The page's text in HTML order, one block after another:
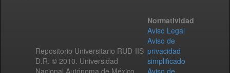
Repositorio Universitario RUD-IIS
D.R. © 2010. Universidad
Nacional Autónoma de México.
Normatividad
Aviso Legal
Aviso de
privacidad
simplificado
Aviso de